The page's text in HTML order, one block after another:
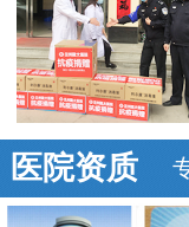
医院资质